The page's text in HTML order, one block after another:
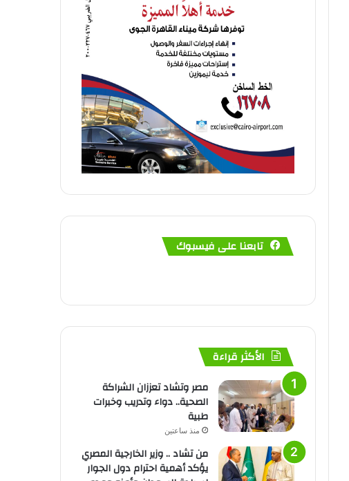
تابعنا على فيسبوك
الأكثر قراءة
مصر وتشاد تعززان الشراكة
الصحية.. دواء وتدريب وخبرات
طبية
منذ ساعتين
من تشاد .. وزير الخارجية المصري
يؤكد أهمية احترام دول الجوار